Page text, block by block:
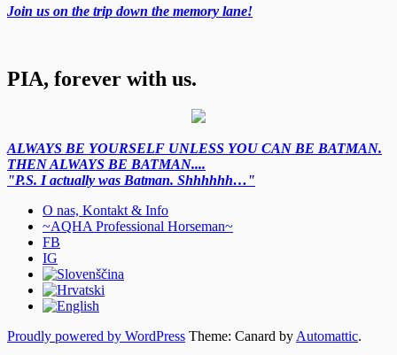
Join us on the trip down the memory lane!
PIA, forever with us.
ALWAYS BE YOURSELF UNLESS YOU CAN BE BATMAN.
THEN ALWAYS BE BATMAN....
"P.S. I actually was Batman. Shhhhhh…"
O nas, Kontakt & Info
~AQHA Professional Horseman~
FB
IG
Proudly powered by WordPress Theme: Canard by Automattic.